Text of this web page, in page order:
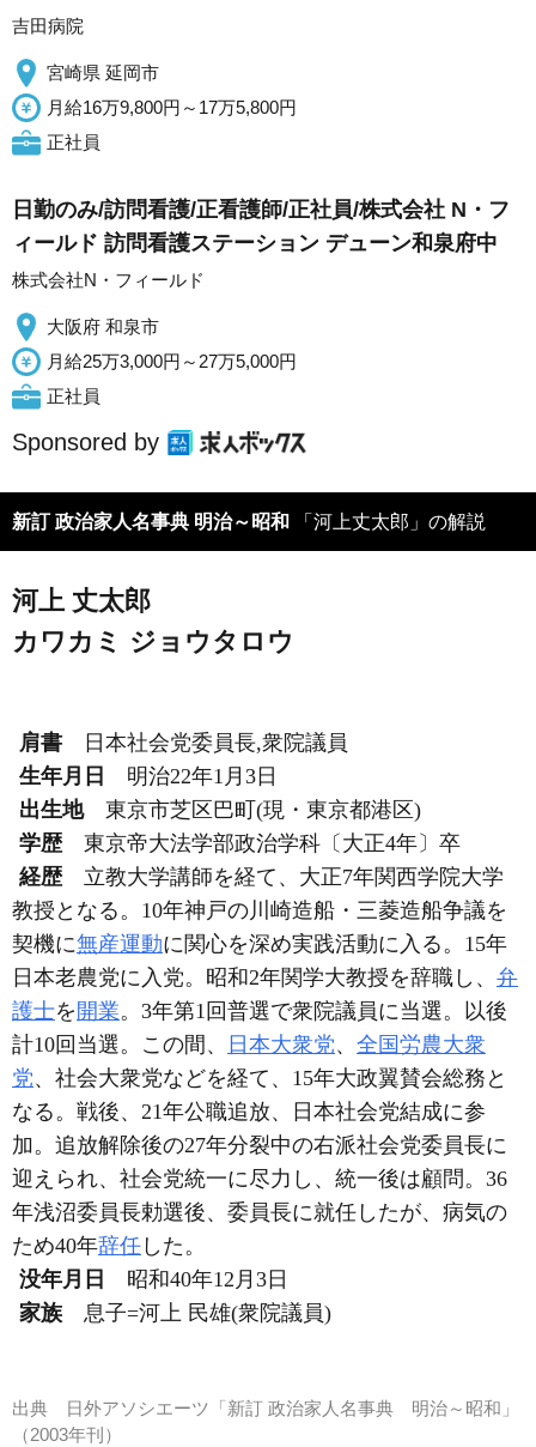
吉田病院
宮崎県 延岡市
月給16万9,800円～17万5,800円
正社員
日勤のみ/訪問看護/正看護師/正社員/株式会社 N・フ
ィールド 訪問看護ステーション デューン和泉府中
株式会社N・フィールド
大阪府 和泉市
月給25万3,000円～27万5,000円
正社員
Sponsored by
新訂 政治家人名事典 明治～昭和 「河上丈太郎」の解説
河上 丈太郎
カワカミ ジョウタロウ
肩書
日本社会党委員長,衆院議員
生年月日
明治22年1月3日
出生地
東京市芝区巴町(現・東京都港区)
学歴
東京帝大法学部政治学科〔大正4年〕卒
経歴
立教大学講師を経て、大正7年関西学院大学
教授となる。10年神戸の川崎造船・三菱造船争議を
契機に無産運動に関心を深め実践活動に入る。15年
日本老農党に入党。昭和2年関学大教授を辞職し、 弁
護士を 開業。3年第1回普選で衆院議員に当選。以後
計10回当選。この間、
日本大衆党、 全国労農大衆
党、社会大衆党などを経て、15年大政翼賛会総務と
なる。戦後、21年公職追放、日本社会党結成に参
加。追放解除後の27年分裂中の右派社会党委員長に
迎えられ、社会党統一に尽力し、統一後は顧問。36
年浅沼委員長勅選後、委員長に就任したが、病気の
ため40年辞任 した。
没年月日
昭和40年12月3日
家族
息子=河上 民雄(衆院議員)
出典
日外アソシエーツ「新訂 政治家人名事典 明治～昭和」
（2003年刊）